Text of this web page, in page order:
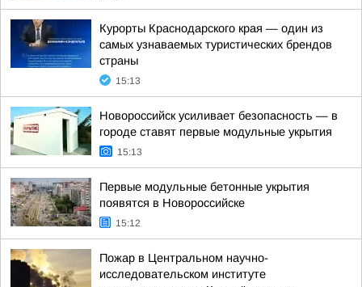
Курорты Краснодарского края — один из
самых узнаваемых туристических брендов
страны
15:13
Новороссийск усиливает безопасность — в
городе ставят первые модульные укрытия
15:13
Первые модульные бетонные укрытия
появятся в Новороссийске
15:12
Пожар в Центральном научно-
исследовательском институте